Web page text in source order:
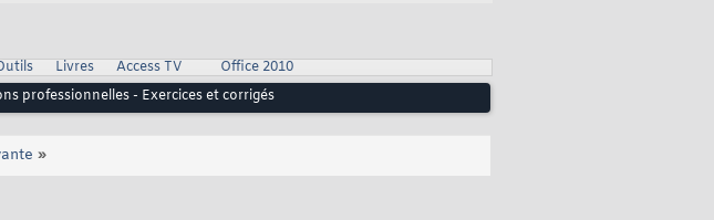
Livres Access TV
Office 2010
professionnelles - Exercices et corrigés
»